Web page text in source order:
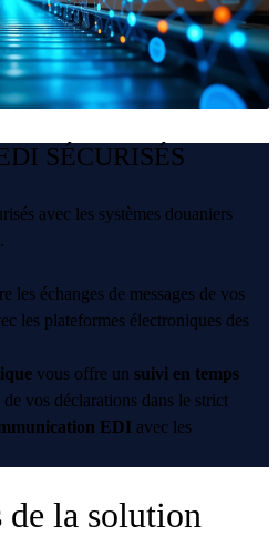
SÉCURISÉS
avec les systèmes douaniers
les échanges de messages de vos
les plateformes électroniques des
vous offre un suivi en temps
vos déclarations dans le strict
EDI avec les
de la solution